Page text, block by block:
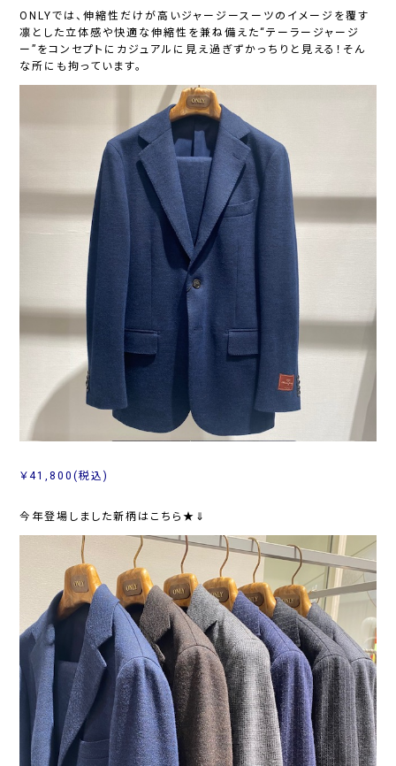
ONLYでは、伸縮性だけが高いジャージースーツのイメージを覆す
凛とした立体感や快適な伸縮性を兼ね備えた“テーラージャージ
ー”をコンセプトにカジュアルに見え過ぎずかっちりと見える！そん
な所にも拘っています。
￥41,800(税込)
今年登場しました新柄はこちら★⇓